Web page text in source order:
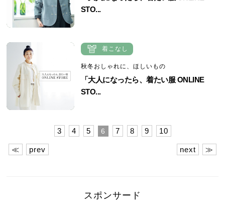
STO...
着こなし
秋冬おしゃれに、ほしいもの
「大人になったら、着たい服 ONLINE
STO...
≪ prev
3 4 5 6 7 8 9 10
next ≫
スポンサード